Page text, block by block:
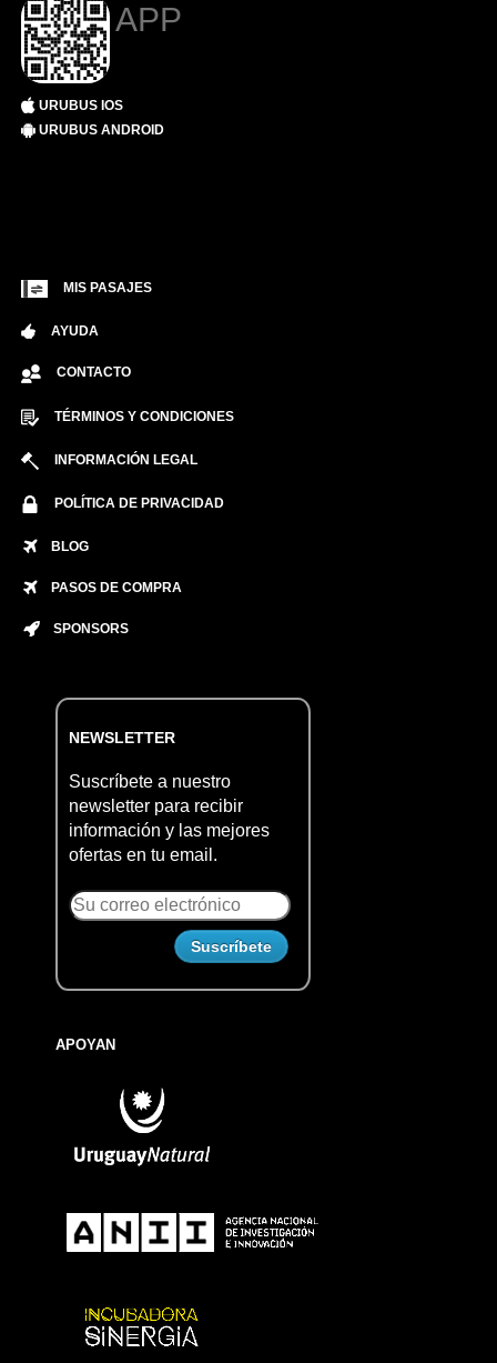
APP
URUBUS IOS
URUBUS ANDROID
MIS PASAJES
AYUDA
CONTACTO
TÉRMINOS Y CONDICIONES
INFORMACIÓN LEGAL
POLÍTICA DE PRIVACIDAD
BLOG
PASOS DE COMPRA
SPONSORS
NEWSLETTER
Suscríbete a nuestro
newsletter para recibir
información y las mejores
ofertas en tu email.
APOYAN